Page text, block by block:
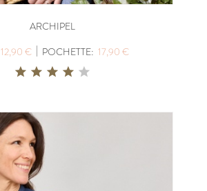
ARCHIPEL
12,90 € | POCHETTE: 17,90 €